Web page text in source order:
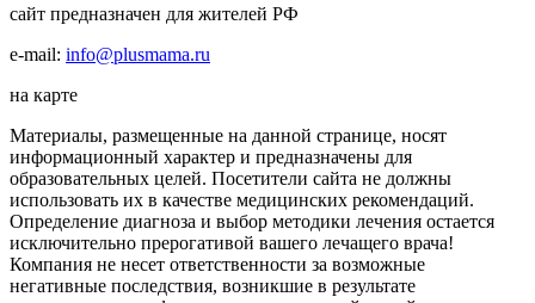
сайт предназначен для жителей РФ
e-mail: info@plusmama.ru
на карте
Материалы, размещенные на данной странице, носят
информационный характер и предназначены для
образовательных целей. Посетители сайта не должны
использовать их в качестве медицинских рекомендаций.
Определение диагноза и выбор методики лечения остается
исключительно прерогативой вашего лечащего врача!
Компания не несет ответственности за возможные
негативные последствия, возникшие в результате